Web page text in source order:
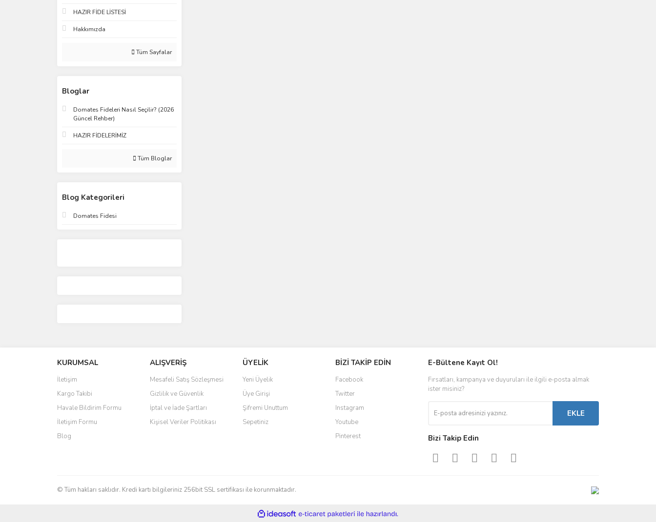
HAZIR FİDE LİSTESİ
Hakkımızda
Tüm Sayfalar
Bloglar
Domates Fideleri Nasıl Seçilir? (2026
Güncel Rehber)
HAZIR FİDELERİMİZ
Tüm Bloglar
Blog Kategorileri
Domates Fidesi
KURUMSAL
İletişim
Kargo Takibi
Havale Bildirim Formu
İletişim Formu
Blog
ALIŞVERİŞ
Mesafeli Satış Sözleşmesi
Gizlilik ve Güvenlik
İptal ve İade Şartları
Kişisel Veriler Politikası
ÜYELİK
Yeni Üyelik
Üye Girişi
Şifremi Unuttum
Sepetiniz
BİZİ TAKİP EDİN
Facebook
Twitter
Instagram
Youtube
Pinterest
E-Bültene Kayıt Ol!
Fırsatları, kampanya ve duyuruları ile ilgili e-posta almak
ister misiniz?
EKLE
Bizi Takip Edin
© Tüm hakları saklıdır. Kredi kartı bilgileriniz 256bit SSL sertifikası ile korunmaktadır.
ideasoft
e-